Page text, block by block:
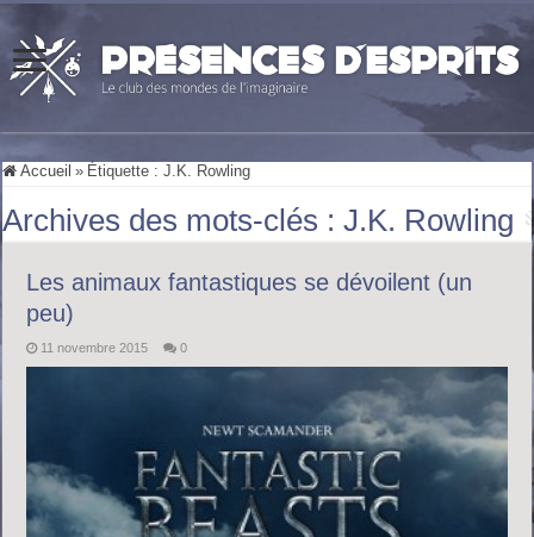
Accueil » Étiquette :J.K. Rowling
Archives des mots-clés :J.K. Rowling
Les animaux fantastiques se dévoilent (un
peu)
11 novembre 2015 0